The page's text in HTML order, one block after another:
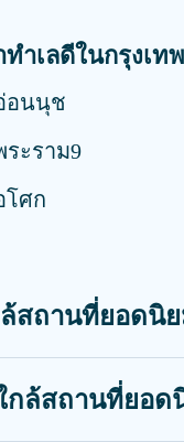
ำเลดีในกรุงเท
อนนุช
ะราม9
โศก
สถานที่ยอดนิย